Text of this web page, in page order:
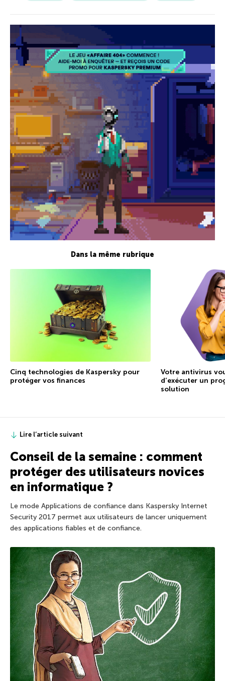
Dans la même rubrique
Cinq technologies de Kaspersky pour
protéger vos finances
Votre antivirus
d’exécuter un
solution
Lire l’article suivant
Conseil de la semaine : comment
protéger des utilisateurs novices
en informatique ?
Le mode Applications de confiance dans Kaspersky Internet
Security 2017 permet aux utilisateurs de lancer uniquement
des applications fiables et de confiance.